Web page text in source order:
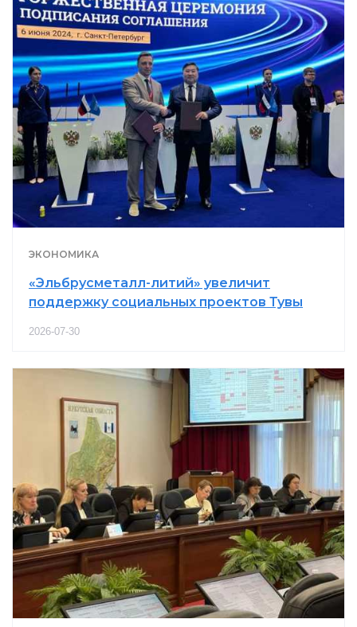
ЭКОНОМИКА
«Эльбрусметалл-литий» увеличит
поддержку социальных проектов Тувы
2026-07-30